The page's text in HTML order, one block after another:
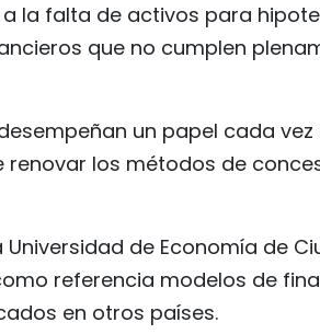
la falta de activos para
que no cumplen
un papel cada
los métodos de
de Economía de
referencia modelos de
en otros países.